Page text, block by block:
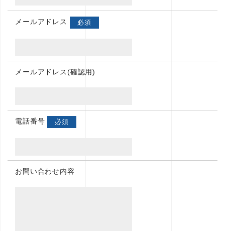
メールアドレス 必須
メールアドレス(確認用)
電話番号 必須
お問い合わせ内容